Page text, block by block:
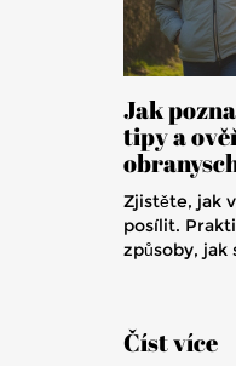
Jak
tipy a
Zjistěte, jak
posílit.
způsoby,
Číst více